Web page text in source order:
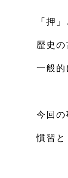
「押
歴史
一般的
今回の
慣習と